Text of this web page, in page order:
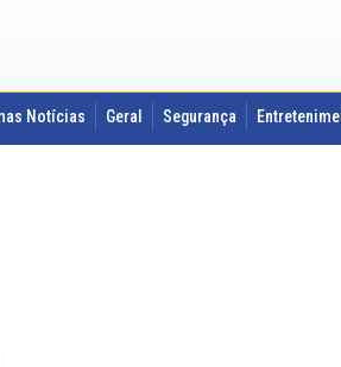
Notícias Geral Segurança